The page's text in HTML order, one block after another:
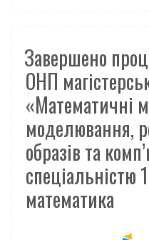
Завершено
ОНП
«Математичні
моделювання,
образів та
математика